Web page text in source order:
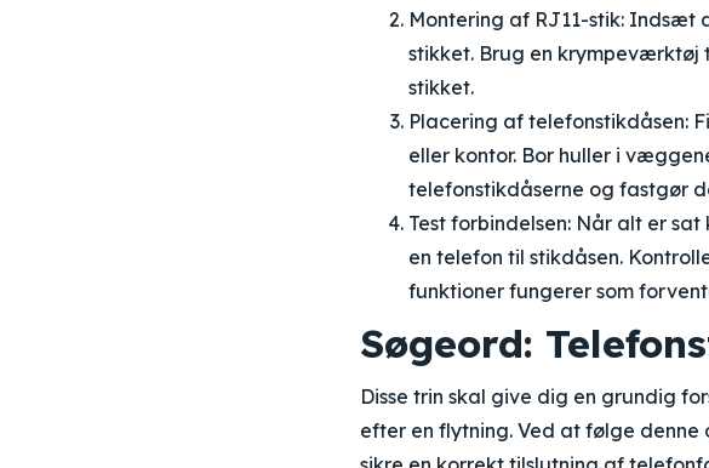
Montering af RJ11-stik: Indsæt
stikket. Brug en krympeværktøj
stikket.
Placering af telefonstikdåsen:
eller kontor. Bor huller i
telefonstikdåserne og fastgør
Test forbindelsen: Når alt er
en telefon til stikdåsen.
funktioner fungerer som
Søgeord:
Disse trin skal give dig en grundig
efter en flytning. Ved at følge